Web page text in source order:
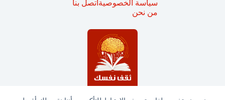
سياسة الخصوصية
من نحن
اتصل بنا